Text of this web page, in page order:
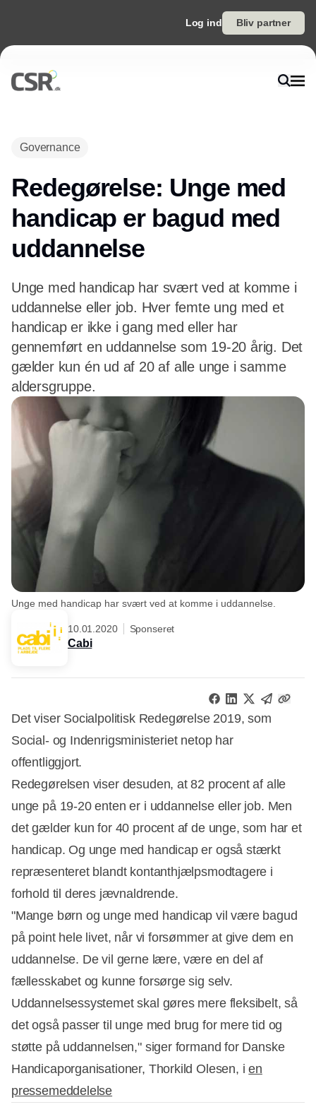
Log ind Bliv partner
Governance
Redegørelse: Unge med
handicap er bagud med
uddannelse
Unge med handicap har svært ved at komme i
uddannelse eller job. Hver femte ung med et
handicap er ikke i gang med eller har
gennemført en uddannelse som 19-20 årig. Det
gælder kun én ud af 20 af alle unge i samme
aldersgruppe.
Unge med handicap har svært ved at komme i uddannelse.
10.01.2020 Sponseret
Cabi
Det viser Socialpolitisk Redegørelse 2019, som
Social- og Indenrigsministeriet netop har
offentliggjort.
Redegørelsen viser desuden, at 82 procent af alle
unge på 19-20 enten er i uddannelse eller job. Men
det gælder kun for 40 procent af de unge, som har et
handicap. Og unge med handicap er også stærkt
repræsenteret blandt kontanthjælpsmodtagere i
forhold til deres jævnaldrende.
"Mange børn og unge med handicap vil være bagud
på point hele livet, når vi forsømmer at give dem en
uddannelse. De vil gerne lære, være en del af
fællesskabet og kunne forsørge sig selv.
Uddannelsessystemet skal gøres mere fleksibelt, så
det også passer til unge med brug for mere tid og
støtte på uddannelsen," siger formand for Danske
Handicaporganisationer, Thorkild Olesen, ien
pressemeddelelse